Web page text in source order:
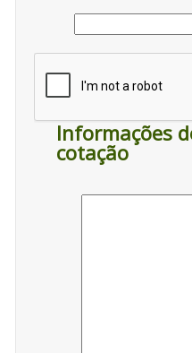
Informações
cotação